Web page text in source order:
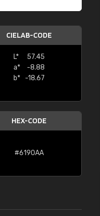
CIELAB-CODE
L*
57.45
a*
-8.88
b*
-18.67
HEX-CODE
#6190AA
en zeer betaalbaar!"